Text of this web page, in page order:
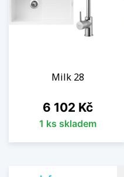
Milk 28
Cena
6 102 Kč
1 ks skladem